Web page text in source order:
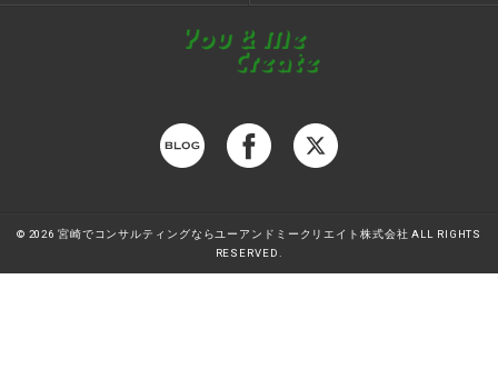
© 2026 宮崎でコンサルティングならユーアンドミークリエイト株式会社 ALL RIGHTS
RESERVED.